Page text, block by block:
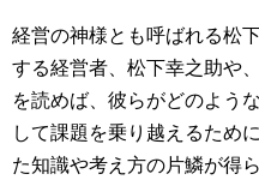
経営の神様とも呼ばれる松
する経営者、松下幸之助や
を読めば、彼らがどのよう
して課題を乗り越えるため
た知識や考え方の片鱗が得ら